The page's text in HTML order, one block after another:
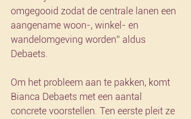
omgegooid zodat de centrale lanen een
aangename woon-, winkel- en
wandelomgeving worden” aldus
Debaets.
Om het probleem aan te pakken, komt
Bianca Debaets met een aantal
concrete voorstellen. Ten eerste pleit ze